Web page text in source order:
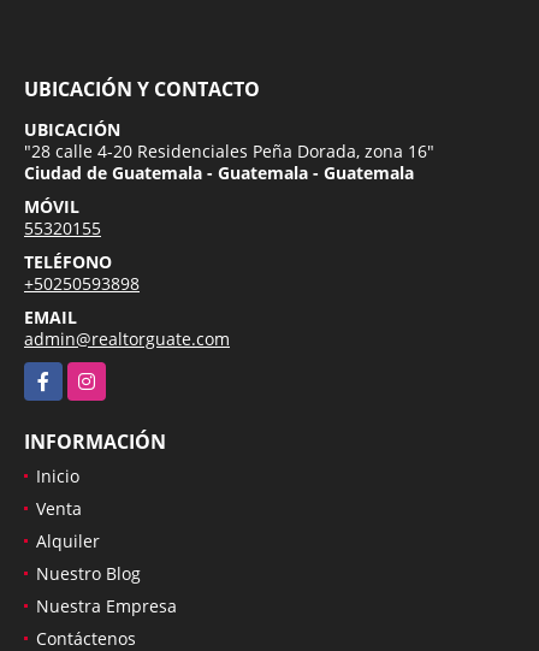
UBICACIÓN Y CONTACTO
UBICACIÓN
"28 calle 4-20 Residenciales Peña Dorada, zona 16"
Ciudad de Guatemala - Guatemala - Guatemala
MÓVIL
55320155
TELÉFONO
+50250593898
EMAIL
admin@realtorguate.com
FacebookInstagram
INFORMACIÓN
Inicio
Venta
Alquiler
Nuestro Blog
Nuestra Empresa
Contáctenos